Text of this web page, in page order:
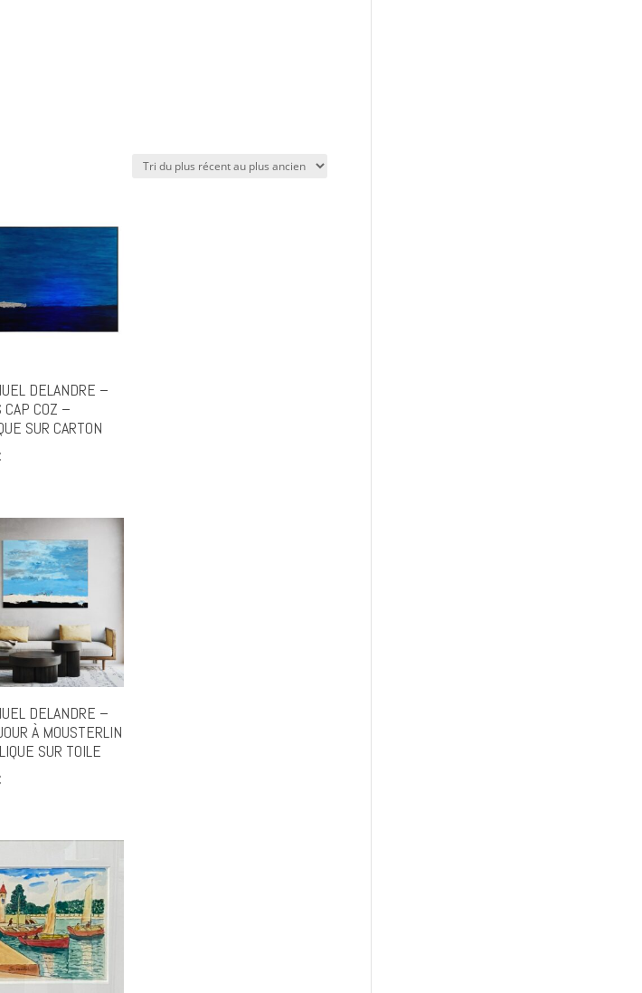
DELANDRE –
CAP COZ –
SUR CARTON
DELANDRE –
À MOUSTERLIN
SUR TOILE